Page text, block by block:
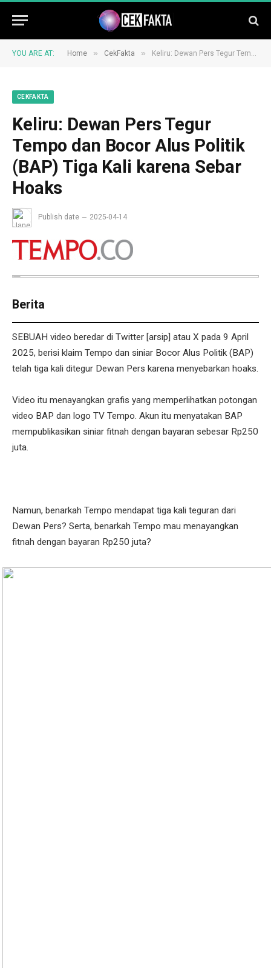
YOU ARE AT: Home » CekFakta » Keliru: Dewan Pers Tegur Tempo dan Bocor Alus Politik (BAP) Tiga Kali karena Sebar Hoaks
CEKFAKTA
Keliru: Dewan Pers Tegur
Tempo dan Bocor Alus Politik
(BAP) Tiga Kali karena Sebar
Hoaks
Publish date 2025-04-14
Berita
SEBUAH video beredar di Twitter [arsip] atau X pada 9 April
2025, berisi klaim Tempo dan siniar Bocor Alus Politik (BAP)
telah tiga kali ditegur Dewan Pers karena menyebarkan hoaks.
Video itu menayangkan grafis yang memperlihatkan potongan
video BAP dan logo TV Tempo. Akun itu menyatakan BAP
mempublikasikan siniar fitnah dengan bayaran sebesar Rp250
juta.
Namun, benarkah Tempo mendapat tiga kali teguran dari
Dewan Pers? Serta, benarkah Tempo mau menayangkan
fitnah dengan bayaran Rp250 juta?